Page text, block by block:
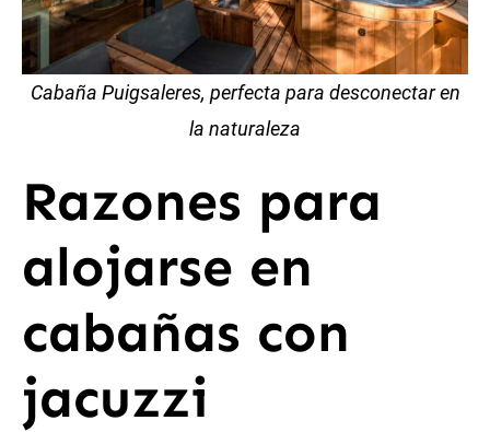
Cabaña Puigsaleres, perfecta para desconectar en
la naturaleza
Razones para
alojarse en
cabañas con
jacuzzi